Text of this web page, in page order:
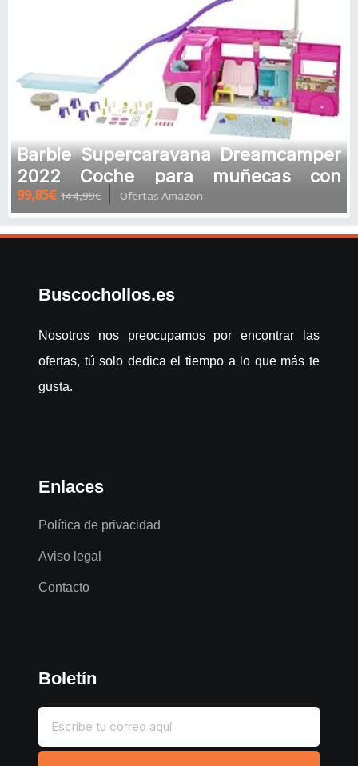
Barbie Supercaravana Dreamcamper
2022 Coche para muñecas con
tobogán y accesorios de
juguete(Matte
99,85€ 144,99€ Ofertas Amazon
Buscochollos.es
Nosotros nos preocupamos por encontrar las
ofertas, tú solo dedica el tiempo a lo que más te
gusta.
Enlaces
Política de privacidad
Aviso legal
Contacto
Boletín